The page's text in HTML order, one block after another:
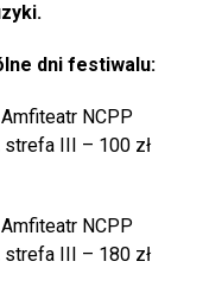
dni festiwalu:
NCPP
strefa III – 100 zł
NCPP
strefa III – 180 zł